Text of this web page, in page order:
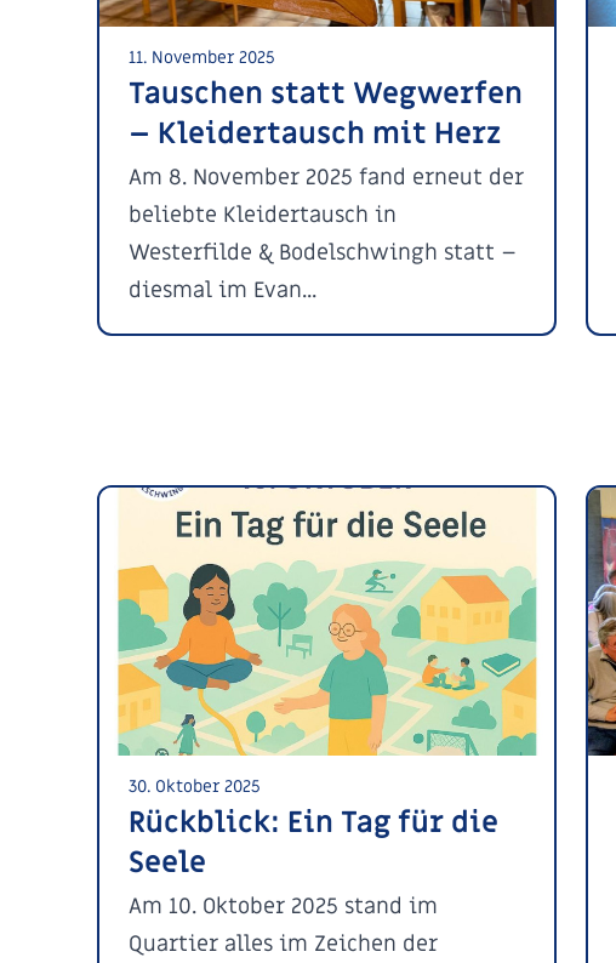
11. November 2025
Tauschen statt Wegwerfen
– Kleidertausch mit Herz
Am 8. November 2025 fand erneut der
beliebte Kleidertausch in
Westerfilde & Bodelschwingh statt –
diesmal im Evan...
30. Oktober 2025
Rückblick: Ein Tag für die
Seele
Am 10. Oktober 2025 stand im
Quartier alles im Zeichen der